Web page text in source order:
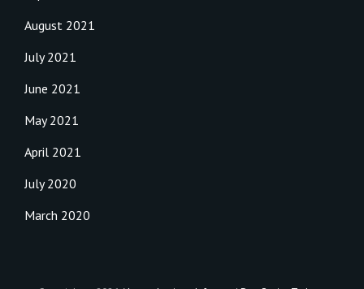
August 2021
July 2021
June 2021
May 2021
April 2021
July 2020
March 2020